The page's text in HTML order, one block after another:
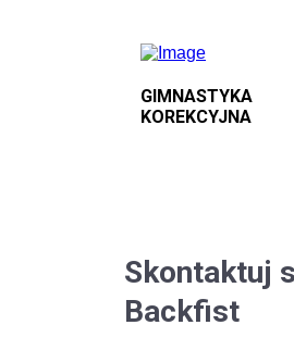
GIMNASTYKA
KOREKCYJNA
Skontaktuj
Backfist